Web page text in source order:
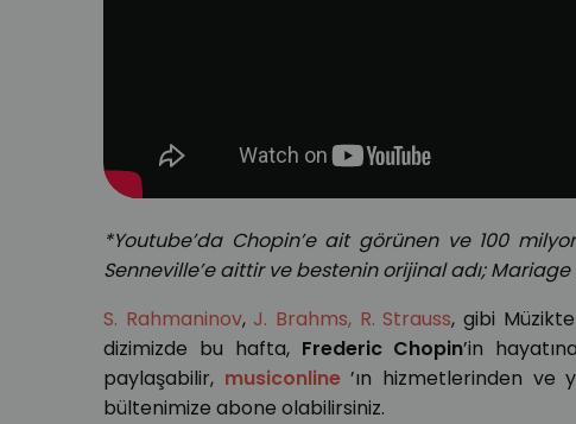
*Youtube’da Chopin’e ait görünen ve 100
Senneville’e aittir ve bestenin orijinal adı; Mariage
S. Rahmaninov,J. Brahms, R. Strauss, gibi Müzikte
dizimizde bu hafta, Frederic Chopin’in
paylaşabilir, musiconline ’ın hizmetlerinden ve
bültenimize abone olabilirsiniz.